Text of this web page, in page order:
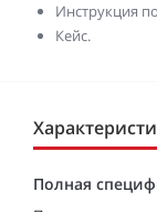
Инструкция
Кейс.
Полная